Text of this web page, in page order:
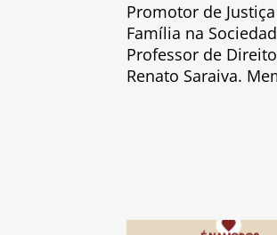
Promotor de
Família na
Professor de
Renato Saraiva.